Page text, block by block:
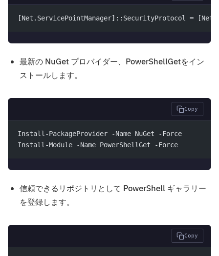
[Net.ServicePointManager]::SecurityProtocol =
最新の NuGet プロバイダー、PowerShellGetをイン
ストールします。
Copy
Install-PackageProvider -Name NuGet -Force
Install-Module -Name PowerShellGet -Force
信頼できるリポジトリとして PowerShell ギャラリー
を登録します。
Copy